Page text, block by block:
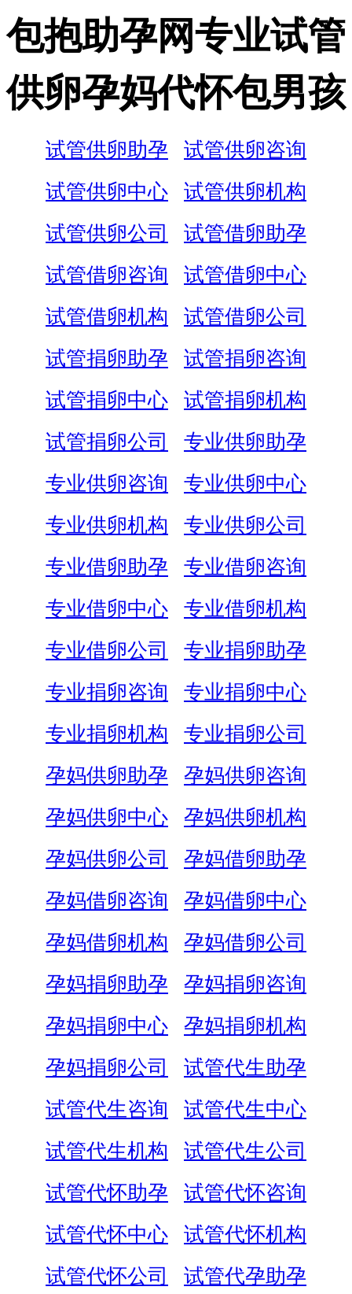
包抱助孕网专业试管
供卵孕妈代怀包男孩
试管供卵助孕
试管供卵咨询
试管供卵中心
试管供卵机构
试管供卵公司
试管借卵助孕
试管借卵咨询
试管借卵中心
试管借卵机构
试管借卵公司
试管捐卵助孕
试管捐卵咨询
试管捐卵中心
试管捐卵机构
试管捐卵公司
专业供卵助孕
专业供卵咨询
专业供卵中心
专业供卵机构
专业供卵公司
专业借卵助孕
专业借卵咨询
专业借卵中心
专业借卵机构
专业借卵公司
专业捐卵助孕
专业捐卵咨询
专业捐卵中心
专业捐卵机构
专业捐卵公司
孕妈供卵助孕
孕妈供卵咨询
孕妈供卵中心
孕妈供卵机构
孕妈供卵公司
孕妈借卵助孕
孕妈借卵咨询
孕妈借卵中心
孕妈借卵机构
孕妈借卵公司
孕妈捐卵助孕
孕妈捐卵咨询
孕妈捐卵中心
孕妈捐卵机构
孕妈捐卵公司
试管代生助孕
试管代生咨询
试管代生中心
试管代生机构
试管代生公司
试管代怀助孕
试管代怀咨询
试管代怀中心
试管代怀机构
试管代怀公司
试管代孕助孕